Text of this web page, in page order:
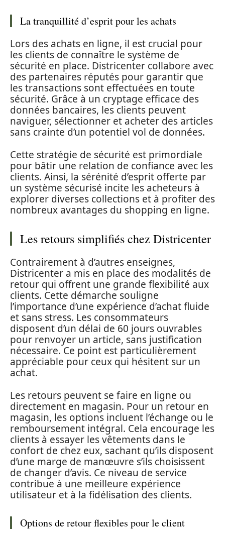
La tranquillité d’esprit pour les achats
Lors des achats en ligne, il est crucial pour
les clients de connaître le système de
sécurité en place. Districenter collabore avec
des partenaires réputés pour garantir que
les transactions sont effectuées en toute
sécurité. Grâce à un cryptage efficace des
données bancaires, les clients peuvent
naviguer, sélectionner et acheter des articles
sans crainte d’un potentiel vol de données.
Cette stratégie de sécurité est primordiale
pour bâtir une relation de confiance avec les
clients. Ainsi, la sérénité d’esprit offerte par
un système sécurisé incite les acheteurs à
explorer diverses collections et à profiter des
nombreux avantages du shopping en ligne.
Les retours simplifiés chez Districenter
Contrairement à d’autres enseignes,
Districenter a mis en place des modalités de
retour qui offrent une grande flexibilité aux
clients. Cette démarche souligne
l’importance d’une expérience d’achat fluide
et sans stress. Les consommateurs
disposent d’un délai de 60 jours ouvrables
pour renvoyer un article, sans justification
nécessaire. Ce point est particulièrement
appréciable pour ceux qui hésitent sur un
achat.
Les retours peuvent se faire en ligne ou
directement en magasin. Pour un retour en
magasin, les options incluent l’échange ou le
remboursement intégral. Cela encourage les
clients à essayer les vêtements dans le
confort de chez eux, sachant qu’ils disposent
d’une marge de manœuvre s’ils choisissent
de changer d’avis. Ce niveau de service
contribue à une meilleure expérience
utilisateur et à la fidélisation des clients.
Options de retour flexibles pour le client